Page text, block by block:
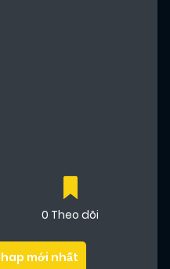
0 Theo dõi
mới nhất